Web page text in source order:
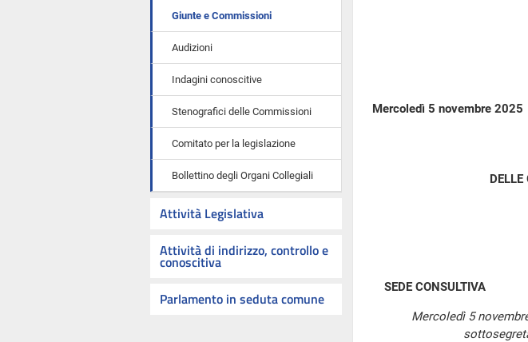
Giunte e Commissioni
Audizioni
Indagini conoscitive
Stenografici delle Commissioni
Comitato per la legislazione
Bollettino degli Organi Collegiali
Attività Legislativa
Attività di indirizzo, controllo e
conoscitiva
Parlamento in seduta comune
Mercoledì 5 novembre 2025
SEDE CONSULTIVA
Mercoledì 5